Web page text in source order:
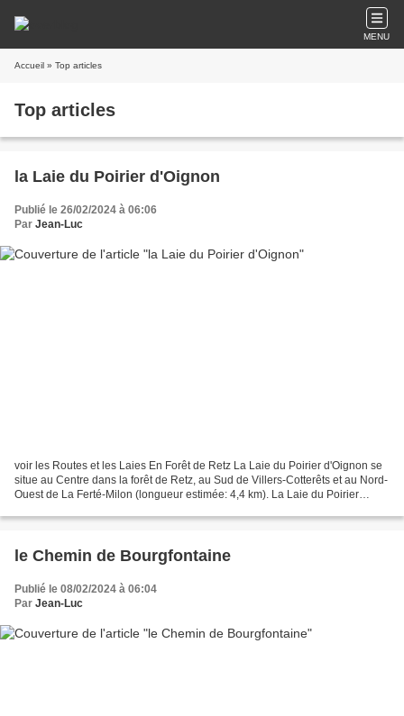
MENU
Accueil » Top articles
Top articles
la Laie du Poirier d'Oignon
Publié le 26/02/2024 à 06:06
Par Jean-Luc
voir les Routes et les Laies En Forêt de Retz La Laie du Poirier d'Oignon se
situe au Centre dans la forêt de Retz, au Sud de Villers-Cotterêts et au Nord-
Ouest de La Ferté-Milon (longueur estimée: 4,4 km). La Laie du Poirier
le Chemin de Bourgfontaine
Publié le 08/02/2024 à 06:04
Par Jean-Luc